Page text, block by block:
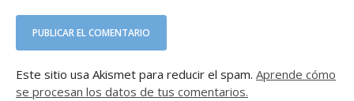
Este sitio usa Akismet para reducir el spam. Aprende cómo
se procesan los datos de tus comentarios.